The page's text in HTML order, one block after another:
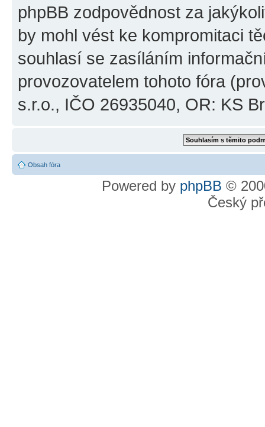
phpBB zodpovědnost za
by mohl vést ke kompromitaci
souhlasí se zasíláním
provozovatelem tohoto fóra
s.r.o., IČO 26935040, OR: KS
Obsah fóra
Powered by phpBB ©
Český